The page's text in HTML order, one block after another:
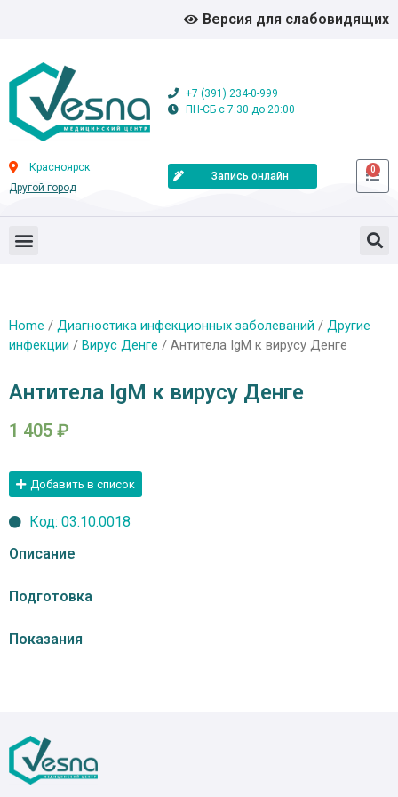
Версия для слабовидящих
+7 (391) 234-0-999
ПН-СБ с 7:30 до 20:00
Красноярск
Другой город
Запись онлайн
0
Home / Диагностика инфекционных заболеваний / Другие
инфекции / Вирус Денге / Антитела IgM к вирусу Денге
Антитела IgM к вирусу Денге
1 405 ₽
Добавить в список
Код: 03.10.0018
Описание
Подготовка
Показания